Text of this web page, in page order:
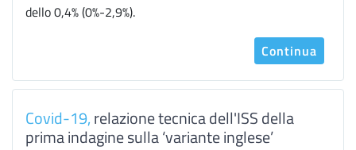
dello 0,4% (0%-2,9%).
Continua
Covid-19,relazione tecnica dell'ISS della
prima indagine sulla ‘variante inglese’